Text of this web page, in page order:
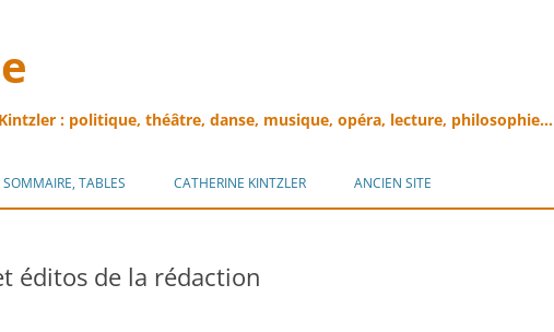
: politique, théâtre, danse, musique, opéra, lecture, philosophie…
au
SOMMAIRE, TABLES CATHERINE KINTZLER ANCIEN SITE
éditos de la rédaction